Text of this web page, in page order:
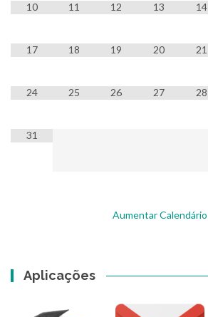
10 11 12 13 14
17 18 19 20 21
24 25 26 27 28
31
Aumentar Calendário
Aplicações